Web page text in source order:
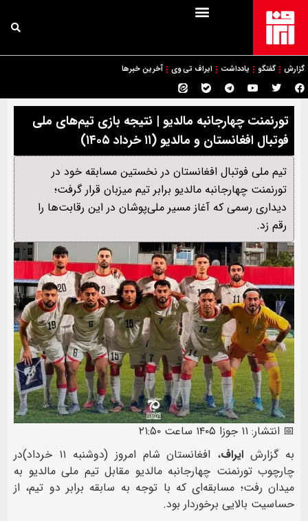
گزارش گفتگو یادداشت ایراف تی وی آخرین خبرها
تورنمنت چهارجانبه مالدیو | نتیجه بازی تیم‌های ملی
فوتبال افغانستان و مالدیو (۱۱ خرداد ۱۴۰۵)
تیم ملی فوتبال افغانستان در نخستین مسابقه خود در
تورنمنت چهارجانبه مالدیو برابر تیم میزبان قرار گرفت؛
دیداری رسمی که آغاز مسیر ملی‌پوشان در این رقابت‌ها را
رقم زد.
📅 انتشار: ۱۱ جوزا ۱۴۰۵ ساعت ۲۱:۵۰
به گزارشایراف
، افغانستان شام امروز (دوشنبه ۱۱ خرداد)در
چارچوب تورنمنت چهارجانبه مالدیو مقابل تیم ملی مالدیو به
میدان رفت؛ مسابقه‌ای که با توجه به سابقه برابر دو تیم، از
حساسیت بالایی برخوردار بود.